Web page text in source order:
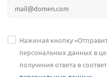
Нажимая кнопку
персональных данных в
получения ответа в